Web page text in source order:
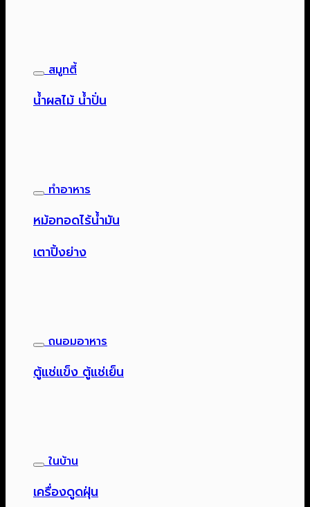
สมูทตี้
น้ำผลไม้ น้ำปั่น
ทำอาหาร
หม้อทอดไร้น้ำมัน
เตาปิ้งย่าง
ถนอมอาหาร
ตู้แช่แข็ง ตู้แช่เย็น
ในบ้าน
เครื่องดูดฝุ่น